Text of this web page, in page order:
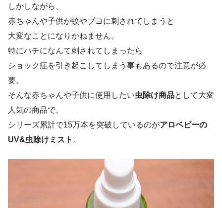
しかしながら、
赤ちゃんや子供が蚊やブヨに刺されてしまうと
大変なことになりかねません。
特にハチになんて刺されてしまったら
ショック症を引き起こしてしまう事もあるので注意が必
要。
そんな赤ちゃんや子供に使用したい虫除け商品として大変
人気の商品で、
シリーズ累計で15万本を突破しているのがアロベビーの
UV&虫除けミスト 。